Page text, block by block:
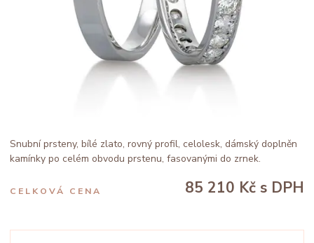
Snubní prsteny, bílé zlato, rovný profil, celolesk, dámský doplněn
kamínky po celém obvodu prstenu, fasovanými do zrnek.
CELKOVÁ CENA 85 210 Kč s DPH